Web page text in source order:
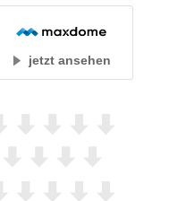
jetzt ansehen